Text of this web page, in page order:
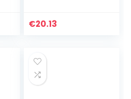
meerkleurig, app-
€20.13